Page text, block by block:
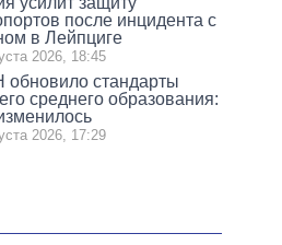
после инцидента с
в Лейпциге
2026, 18:45
стандарты
среднего образования:
2026, 17:29